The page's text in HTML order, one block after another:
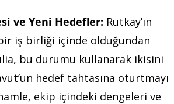
ve Yeni Hedefler: Rutkay’ın
iş birliği içinde olduğundan
bu durumu kullanarak ikisini
hedef tahtasına oturtmayı
ekip içindeki dengeleri ve